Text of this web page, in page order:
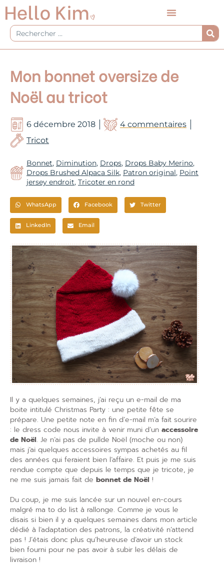
Aller
au
contenu
Rechercher
Mon bonnet oversize de
Noël au tricot
6 décembre 2018
4 commentaires
Tricot
Bonnet, Diminution, Drops, Drops Baby Merino,
Drops Brushed Alpaca Silk, Patron original, Point
jersey endroit, Tricoter en rond
WhatsApp Facebook Twitter
LinkedIn Email
Il y a quelques semaines, j’ai reçu un e-mail de ma
boite intitulé Christmas Party : une petite fête se
prépare. Une petite note en fin d’e-mail m’a fait sourire
: le dress code nous invite à venir muni d’un accessoire
de Noël. Je n’ai pas de pullde Noël (moche ou non)
mais j’ai quelques accessoires sympas achetés au fil
des années qui feraient bien l’affaire. Et puis je me suis
rendue compte que depuis le temps que je tricote, je
ne me suis jamais fait de bonnet de Noël !
Du coup, je me suis lancée sur un nouvel en-cours
malgré ma to do list à rallonge. Comme je vous le
disais si bien il y a quelques semaines dans mon article
dédié à l’adaptation des patrons, la créativité n’attend
pas ! J’étais donc plus qu’heureuse d’avoir un stock
bien fourni pour ne pas avoir à subir les délais de
livraison !